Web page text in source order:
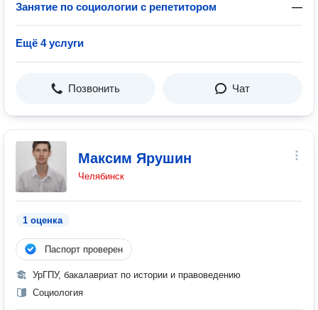
Занятие по социологии с репетитором —
Ещё 4 услуги
Позвонить Чат
Максим Ярушин
Челябинск
1 оценка
Паспорт проверен
УрГПУ, бакалавриат по истории и правоведению
Социология